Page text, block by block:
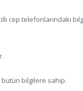
cep telefonlarındaki
bilgilere sahip.